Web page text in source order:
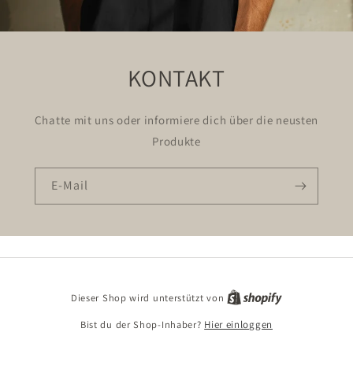
KONTAKT
Chatte mit uns oder informiere dich über die neusten
Produkte
E-Mail
Dieser Shop wird unterstützt von
Bist du der Shop-Inhaber? Hier einloggen